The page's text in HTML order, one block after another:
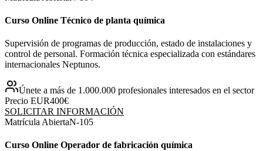
Curso Online Técnico de planta química
Supervisión de programas de producción, estado de instalaciones y
control de personal. Formación técnica especializada con estándares
internacionales Neptunos.
Únete a más de 1.000.000 profesionales interesados en el sector
Precio EUR400€
SOLICITAR INFORMACIÓN
Matrícula AbiertaN-105
Curso Online Operador de fabricación química